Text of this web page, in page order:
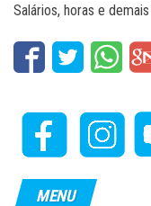
Salários, horas e
MENU